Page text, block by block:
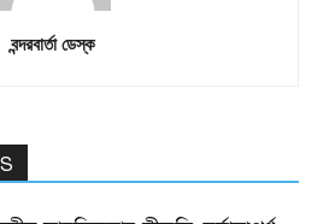
বন্দরবার্তা ডেস্ক